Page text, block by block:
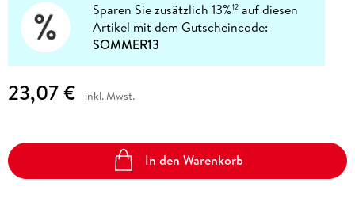
Sparen Sie zusätzlich 13%12 auf diesen
Artikel mit dem Gutscheincode:
SOMMER13
23,07 € inkl. Mwst.
In den Warenkorb